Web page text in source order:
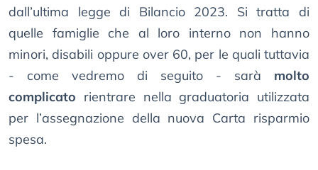
dall’ultima legge di Bilancio 2023. Si tratta di
quelle famiglie che al loro interno non hanno
minori, disabili oppure over 60, per le quali tuttavia
- come vedremo di seguito - sarà molto
complicato rientrare nella graduatoria utilizzata
per l’assegnazione della nuova Carta risparmio
spesa.